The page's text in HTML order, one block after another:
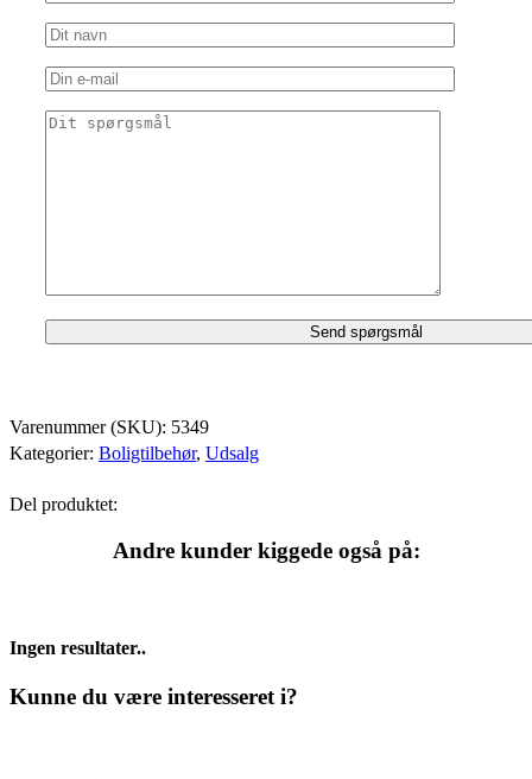
Varenummer (SKU): 5349
Kategorier: Boligtilbehør, Udsalg
Del produktet:
Andre kunder kiggede også på:
Ingen resultater..
Kunne du være interesseret i?